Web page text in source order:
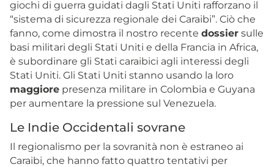
giochi di guerra guidati dagli Stati Uniti rafforzano il
“sistema di sicurezza regionale dei Caraibi”. Ciò che
fanno, come dimostra il nostro recente dossier sulle
basi militari degli Stati Uniti e della Francia in Africa,
è subordinare gli Stati caraibici agli interessi degli
Stati Uniti. Gli Stati Uniti stanno usando la loro
maggiore presenza militare in Colombia e Guyana
per aumentare la pressione sul Venezuela.
Le Indie Occidentali sovrane
Il regionalismo per la sovranità non è estraneo ai
Caraibi, che hanno fatto quattro tentativi per